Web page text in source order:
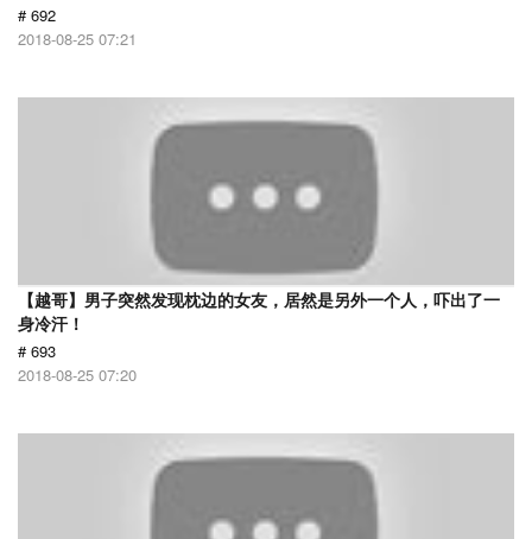
# 692
2018-08-25 07:21
【越哥】男子突然发现枕边的女友，居然是另外一个人，吓出了一
身冷汗！
# 693
2018-08-25 07:20